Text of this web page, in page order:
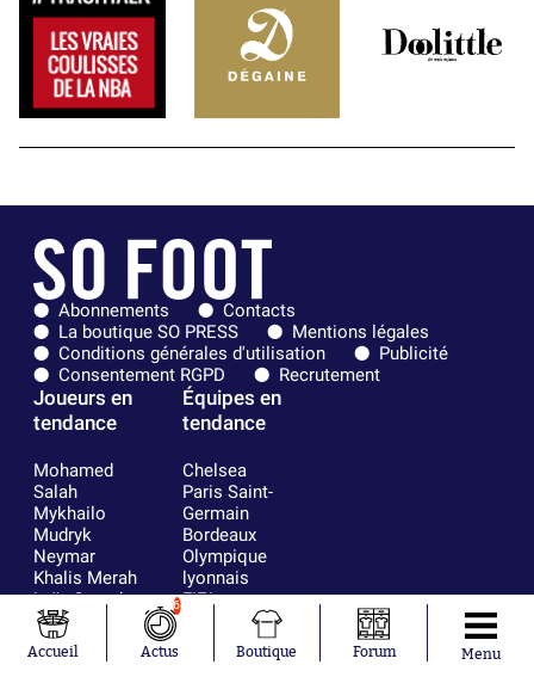
Abonnements
Contacts
La boutique SO PRESS
Mentions légales
Conditions générales d'utilisation
Publicité
Consentement RGPD
Recrutement
Joueurs en
tendance
Mohamed
Salah
Mykhailo
Mudryk
Neymar
Khalis Merah
Loïs Openda
Moussa
Niakhaté
Nicolás
Équipes en
tendance
Chelsea
Paris Saint-
Germain
Bordeaux
Olympique
lyonnais
FIFA
Real Madrid
RC Strasbourg
AC Milan
Accueil
6
Actus Boutique Forum Menu